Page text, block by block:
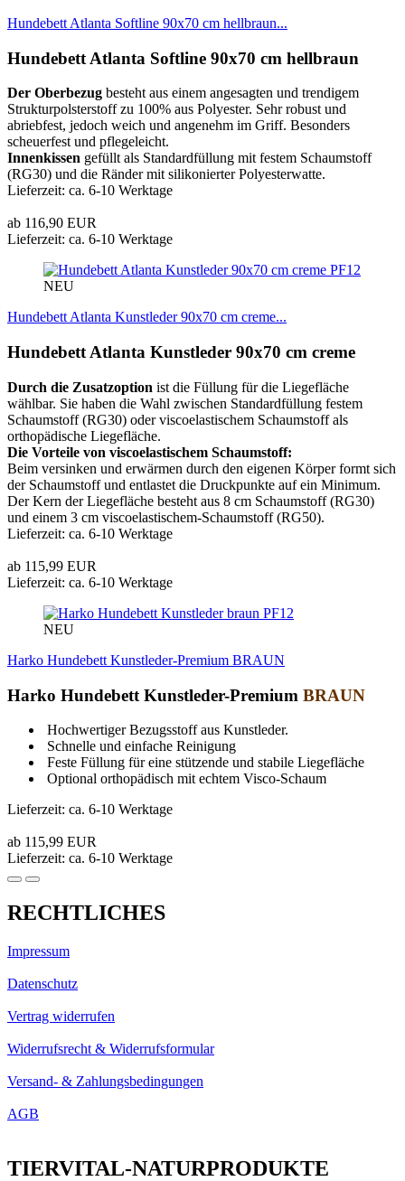
Hundebett Atlanta Softline 90x70 cm hellbraun...
Hundebett Atlanta Softline 90x70 cm hellbraun
Der Oberbezug besteht aus einem angesagten und trendigem
Strukturpolsterstoff zu 100% aus Polyester. Sehr robust und
abriebfest, jedoch weich und angenehm im Griff. Besonders
scheuerfest und pflegeleicht.
Innenkissen gefüllt als Standardfüllung mit festem Schaumstoff
(RG30) und die Ränder mit silikonierter Polyesterwatte.
Lieferzeit: ca. 6-10 Werktage
ab 116,90 EUR
Lieferzeit: ca. 6-10 Werktage
PF12
NEU
Hundebett Atlanta Kunstleder 90x70 cm creme...
Hundebett Atlanta Kunstleder 90x70 cm creme
Durch die Zusatzoption ist die Füllung für die Liegefläche
wählbar. Sie haben die Wahl zwischen Standardfüllung festem
Schaumstoff (RG30) oder viscoelastischem Schaumstoff als
orthopädische Liegefläche.
Die Vorteile von viscoelastischem Schaumstoff:
Beim versinken und erwärmen durch den eigenen Körper formt sich
der Schaumstoff und entlastet die Druckpunkte auf ein Minimum.
Der Kern der Liegefläche besteht aus 8 cm Schaumstoff (RG30)
und einem 3 cm viscoelastischem-Schaumstoff (RG50).
Lieferzeit: ca. 6-10 Werktage
ab 115,99 EUR
Lieferzeit: ca. 6-10 Werktage
PF12
NEU
Harko Hundebett Kunstleder-Premium BRAUN
Harko Hundebett Kunstleder-Premium BRAUN
Hochwertiger Bezugsstoff aus Kunstleder.
Schnelle und einfache Reinigung
Feste Füllung für eine stützende und stabile Liegefläche
Optional orthopädisch mit echtem Visco-Schaum
Lieferzeit: ca. 6-10 Werktage
ab 115,99 EUR
Lieferzeit: ca. 6-10 Werktage
RECHTLICHES
Impressum
Datenschutz
Vertrag widerrufen
Widerrufsrecht & Widerrufsformular
Versand- & Zahlungsbedingungen
AGB
TIERVITAL-NATURPRODUKTE